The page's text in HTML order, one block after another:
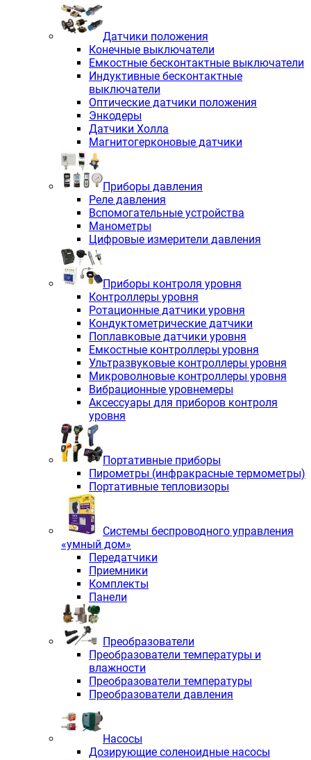
Датчики положения
Конечные выключатели
Емкостные бесконтактные выключатели
Индуктивные бесконтактные
выключатели
Оптические датчики положения
Энкодеры
Датчики Холла
Магнитогерконовые датчики
Приборы давления
Реле давления
Вспомогательные устройства
Манометры
Цифровые измерители давления
Приборы контроля уровня
Контроллеры уровня
Ротационные датчики уровня
Кондуктометрические датчики
Поплавковые датчики уровня
Емкостные контроллеры уровня
Ультразвуковые контроллеры уровня
Микроволновые контроллеры уровня
Вибрационные уровнемеры
Аксессуары для приборов контроля
уровня
Портативные приборы
Пирометры (инфракрасные термометры)
Портативные тепловизоры
Системы беспроводного управления
«умный дом»
Передатчики
Приемники
Комплекты
Панели
Преобразователи
Преобразователи температуры и
влажности
Преобразователи температуры
Преобразователи давления
Насосы
Дозирующие соленоидные насосы